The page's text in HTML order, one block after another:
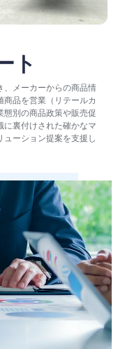
ト
、メーカーからの商品情
品を営業（リテールカ
態別の商品政策や販売促
に裏付けされた確かなマ
ューション提案を支援し